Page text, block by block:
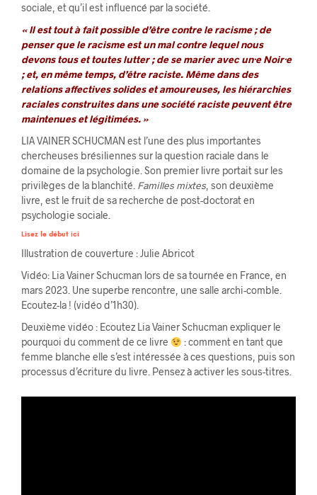
sociale, et qu’il est influencé par la société.
« Il est tout à fait possible d’être contre le racisme ; de
penser que le racisme est un mal contre lequel nous
devons tous et toutes lutter ; de se marier avec un·e Noir·e
; et, en même temps, d’être raciste. Même dans des
relations affectives solides et amoureuses, les hiérarchies
raciales construites dans une société raciste peuvent être
maintenues et légitimées. »
LIA VAINER SCHUCMAN est l’une des plus importantes
chercheuses brésiliennes sur la question raciale dans le
domaine de la psychologie. Son premier livre portait sur les
privilèges de la blanchité. Familles mixtes, son deuxième
livre, est le fruit de sa recherche de post-doctorat en
psychologie sociale.
Lisez le début ici
Illustration de couverture : Julie Abricot
Vidéo: Lia Vainer Schucman lors de sa tournée en France, en
mars 2023. Une superbe rencontre, une salle archi-comble.
Ecoutez-la ! (vidéo d’1h30).
Deuxième vidéo : Ecoutez Lia Vainer Schucman expliquer le
pourquoi du comment de ce livre
: comment en tant que
femme blanche elle s’est intéressée à ces questions, puis son
processus d’écriture du livre. Pensez à activer les sous-titres.